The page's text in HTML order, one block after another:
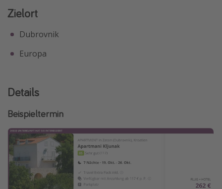
Zielort
Dubrovnik
Europa
Details
Beispieltermin